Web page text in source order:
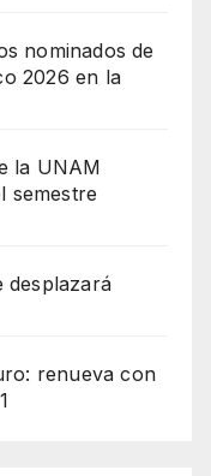
nominados de
2026 en la
la UNAM
semestre
desplazará
renueva con